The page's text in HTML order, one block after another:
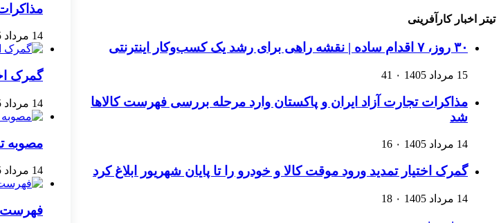
14 مرداد 1405
گمرک
14 مرداد 1405
مصوبه
14 مرداد 1405
فهرست
تیتر اخبار کارآفرینی
۳۰ روز، ۷ اقدام ساده | نقشه راهی برای رشد یک کسب‌وکار اینترنتی
15 مرداد 1405 ۰ 41
مذاکرات تجارت آزاد ایران و پاکستان وارد مرحله بررسی فهرست کالاها
شد
14 مرداد 1405 ۰ 16
گمرک اختیار تمدید ورود موقت کالا و خودرو را تا پایان شهریور ابلاغ کرد
14 مرداد 1405 ۰ 18